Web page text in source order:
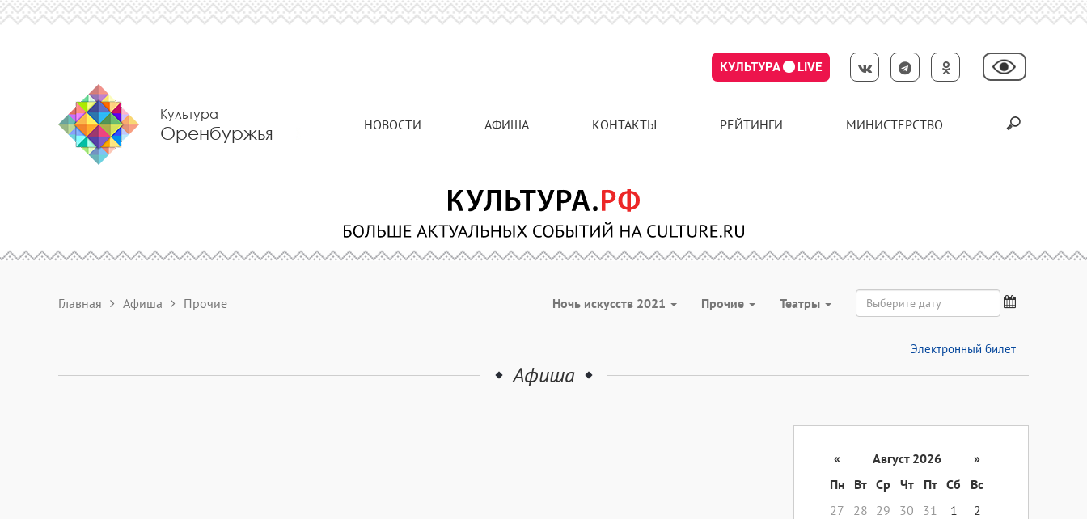
КУЛЬТУРА LIVE
Культура
Оренбуржья НОВОСТИ АФИША КОНТАКТЫ РЕЙТИНГИ МИНИСТЕРСТВО
Главная Афиша Прочие Ночь искусств 2021 Прочие Театры
Электронный билет
Афиша
« Август 2026
»
Пн
Вт Ср Чт Пт Сб
Вс
27
28 29 30 31 1
2